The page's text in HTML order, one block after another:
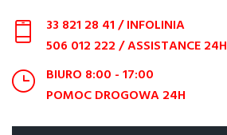
33 821 28 41/ INFOLINIA
506 012 222/ ASSISTANCE 24H
BIURO 8:00 - 17:00
POMOC DROGOWA 24H